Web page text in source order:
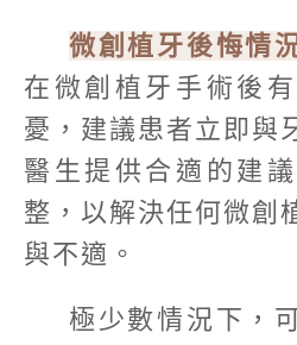
微創植牙後悔情
在微創植牙手術後
憂，建議患者立即與
醫生提供合適的建
整，以解決任何微創
與不適。
極少數情況下，